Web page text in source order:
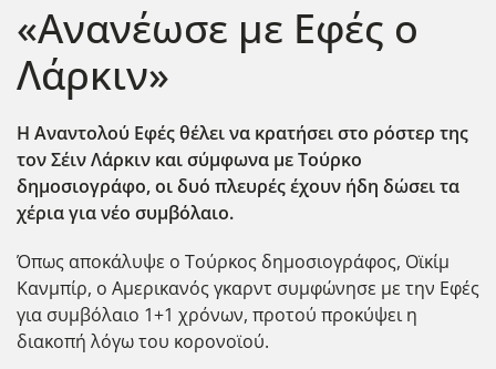
«Ανανέωσε με Εφές ο
Λάρκιν»
Η Αναντολού Εφές θέλει να κρατήσει στο ρόστερ της
τον Σέιν Λάρκιν και σύμφωνα με Τούρκο
δημοσιογράφο, οι δυό πλευρές έχουν ήδη δώσει τα
χέρια για νέο συμβόλαιο.
Όπως αποκάλυψε ο Τούρκος δημοσιογράφος, Οϊκίμ
Κανμπίρ, ο Αμερικανός γκαρντ συμφώνησε με την Εφές
για συμβόλαιο 1+1 χρόνων, προτού προκύψει η
διακοπή λόγω του κορονοϊού.